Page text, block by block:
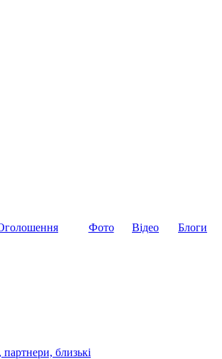
Фото Відео Блоги
близькі